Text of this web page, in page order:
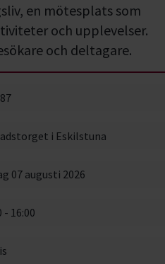
en mötesplats som
och upplevelser.
och deltagare.
i Eskilstuna
07 augusti 2026
- 16:00